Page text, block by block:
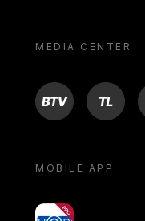
MEDIA CENTER
BTV TL
MOBILE APP
yoU@B